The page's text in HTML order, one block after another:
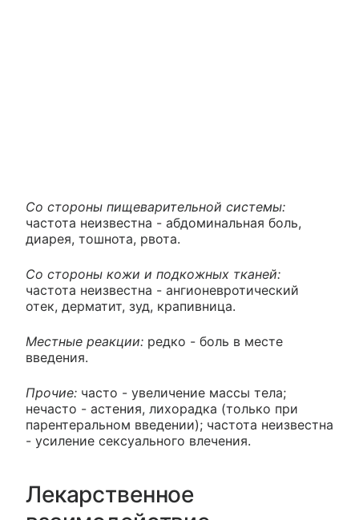
Со стороны пищеварительной системы:
частота неизвестна - абдоминальная боль,
диарея, тошнота, рвота.
Со стороны кожи и подкожных тканей:
частота неизвестна - ангионевротический
отек, дерматит, зуд, крапивница.
Местные реакции: редко - боль в месте
введения.
Прочие: часто - увеличение массы тела;
нечасто - астения, лихорадка (только при
парентеральном введении); частота неизвестна
- усиление сексуального влечения.
Лекарственное